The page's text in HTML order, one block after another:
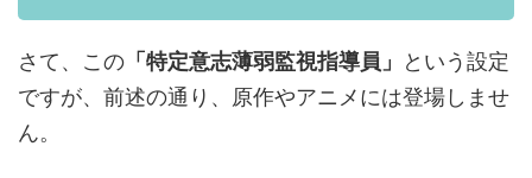
さて、この 「特定意志薄弱監視指導員」
という設定
ですが、前述の通り、原作やアニメには登場しませ
ん。